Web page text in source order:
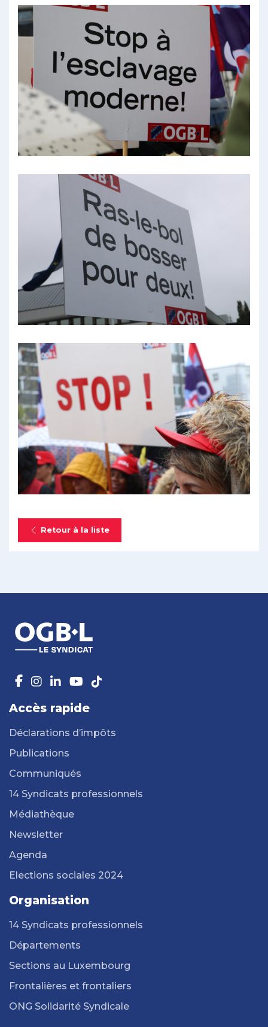
Retour à la liste
Accès rapide
Déclarations d’impôts
Publications
Communiqués
14 Syndicats professionnels
Médiathèque
Newsletter
Agenda
Elections sociales 2024
Organisation
14 Syndicats professionnels
Départements
Sections au Luxembourg
Frontalières et frontaliers
ONG Solidarité Syndicale